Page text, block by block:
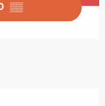
▒▒